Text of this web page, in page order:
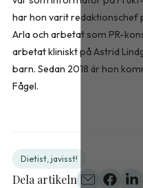
har hon varit
Arla och arbetat som PR-
arbetat kliniskt på Astrid
barn. Sedan 2018 är hon
Fågel.
Dietist, javisst!
Dela artikeln